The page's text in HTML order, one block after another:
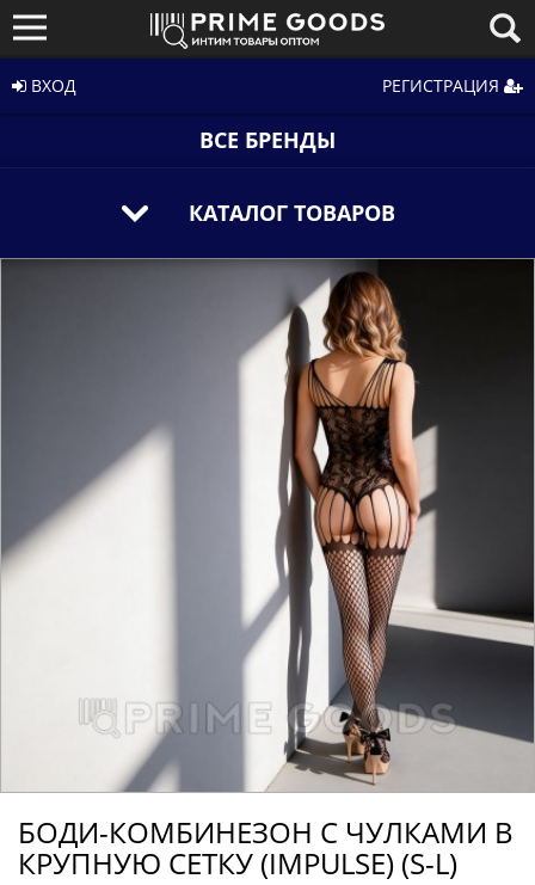
ВХОД РЕГИСТРАЦИЯ
ВСЕ БРЕНДЫ
КАТАЛОГ ТОВАРОВ
БОДИ-КОМБИНЕЗОН С ЧУЛКАМИ В
КРУПНУЮ СЕТКУ (IMPULSE) (S-L)